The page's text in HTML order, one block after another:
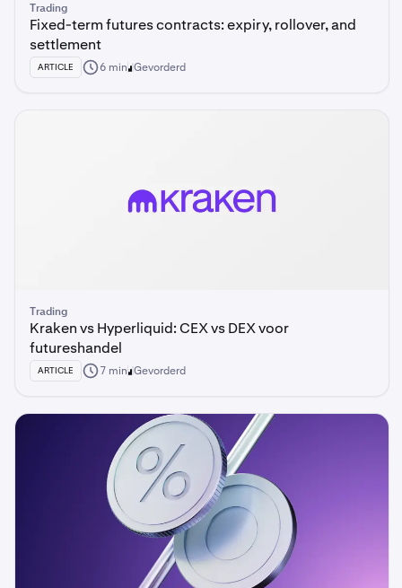
Trading
Fixed-term futures contracts: expiry, rollover, and
settlement
ARTICLE 6 min Gevorderd
Trading
Kraken vs Hyperliquid: CEX vs DEX voor
futureshandel
ARTICLE 7 min Gevorderd